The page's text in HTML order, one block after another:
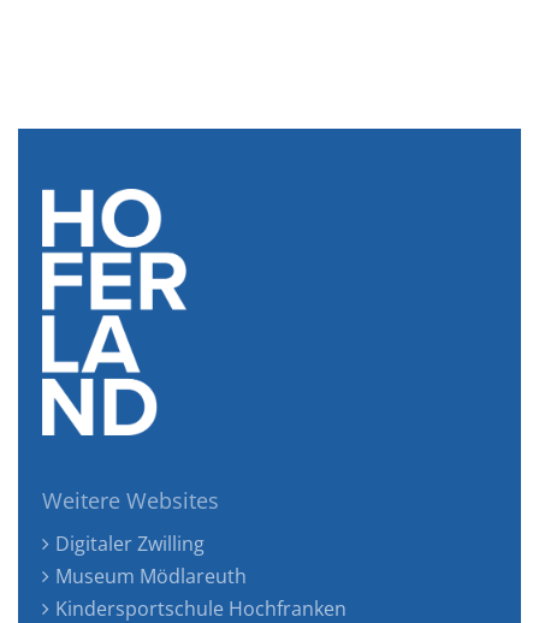
Weitere Websites
Digitaler Zwilling
Museum Mödlareuth
Kindersportschule Hochfranken